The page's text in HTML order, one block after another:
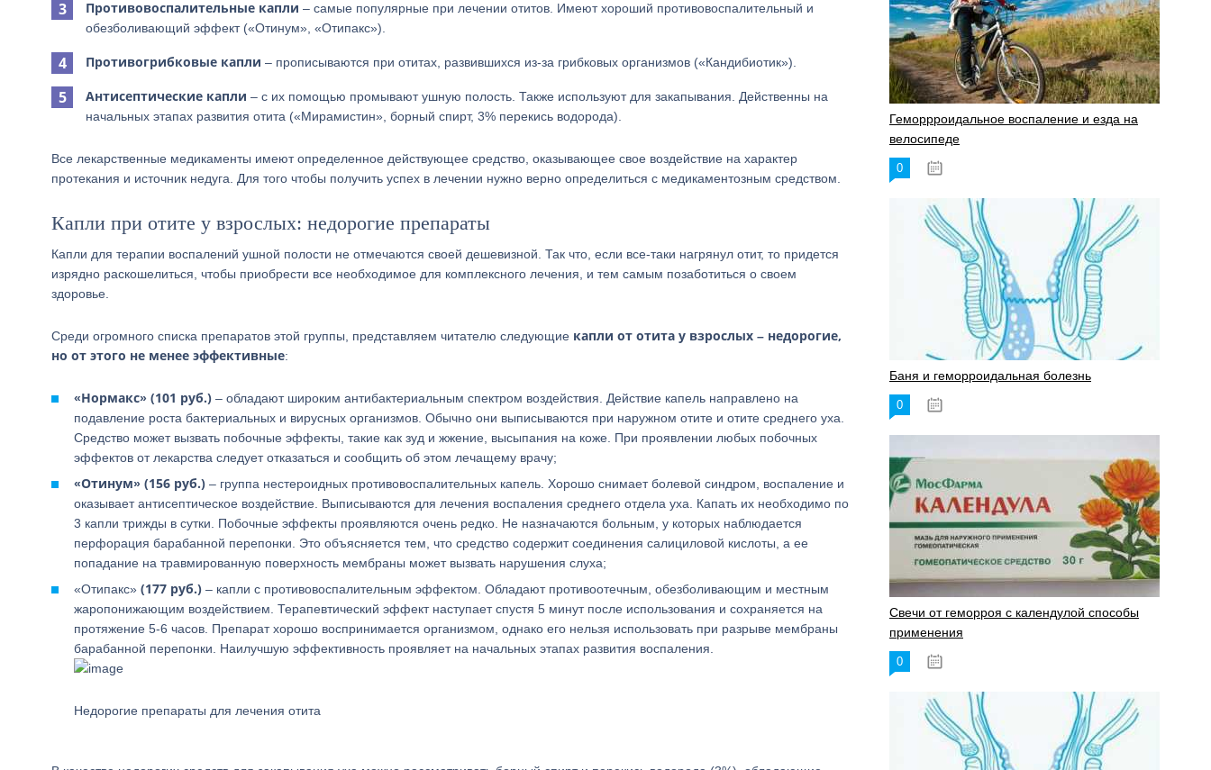
Противовоспалительные капли – самые популярные при лечении отитов. Имеют хороший противовоспалительный и
обезболивающий эффект («Отинум», «Отипакс»).
Противогрибковые капли – прописываются при отитах, развившихся из-за грибковых организмов («Кандибиотик»).
Антисептические капли – с их помощью промывают ушную полость. Также используют для закапывания. Действенны на
начальных этапах развития отита («Мирамистин», борный спирт, 3% перекись водорода).
Все лекарственные медикаменты имеют определенное действующее средство, оказывающее свое воздействие на характер
протекания и источник недуга. Для того чтобы получить успех в лечении нужно верно определиться с медикаментозным средством.
Капли при отите у взрослых: недорогие препараты
Капли для терапии воспалений ушной полости не отмечаются своей дешевизной. Так что, если все-таки нагрянул отит, то придется
изрядно раскошелиться, чтобы приобрести все необходимое для комплексного лечения, и тем самым позаботиться о своем
здоровье.
Среди огромного списка препаратов этой группы, представляем читателю следующие капли от отита у взрослых – недорогие,
но от этого не менее эффективные:
«Нормакс» (101 руб.) – обладают широким антибактериальным спектром воздействия. Действие капель направлено на
подавление роста бактериальных и вирусных организмов. Обычно они выписываются при наружном отите и отите среднего уха.
Средство может вызвать побочные эффекты, такие как зуд и жжение, высыпания на коже. При проявлении любых побочных
эффектов от лекарства следует отказаться и сообщить об этом лечащему врачу;
«Отинум» (156 руб.) – группа нестероидных противовоспалительных капель. Хорошо снимает болевой синдром, воспаление и
оказывает антисептическое воздействие. Выписываются для лечения воспаления среднего отдела уха. Капать их необходимо по
3 капли трижды в сутки. Побочные эффекты проявляются очень редко. Не назначаются больным, у которых наблюдается
перфорация барабанной перепонки. Это объясняется тем, что средство содержит соединения салициловой кислоты, а ее
попадание на травмированную поверхность мембраны может вызвать нарушения слуха;
«Отипакс» (177 руб.) – капли с противовоспалительным эффектом. Обладают противоотечным, обезболивающим и местным
жаропонижающим воздействием. Терапевтический эффект наступает спустя 5 минут после использования и сохраняется на
протяжение 5-6 часов. Препарат хорошо воспринимается организмом, однако его нельзя использовать при разрыве мембраны
барабанной перепонки. Наилучшую эффективность проявляет на начальных этапах развития воспаления.
Недорогие препараты для лечения отита
Геморрроидальное воспаление и езда на
велосипеде
0
Баня и геморроидальная болезнь
0
Свечи от геморроя с календулой способы
применения
0